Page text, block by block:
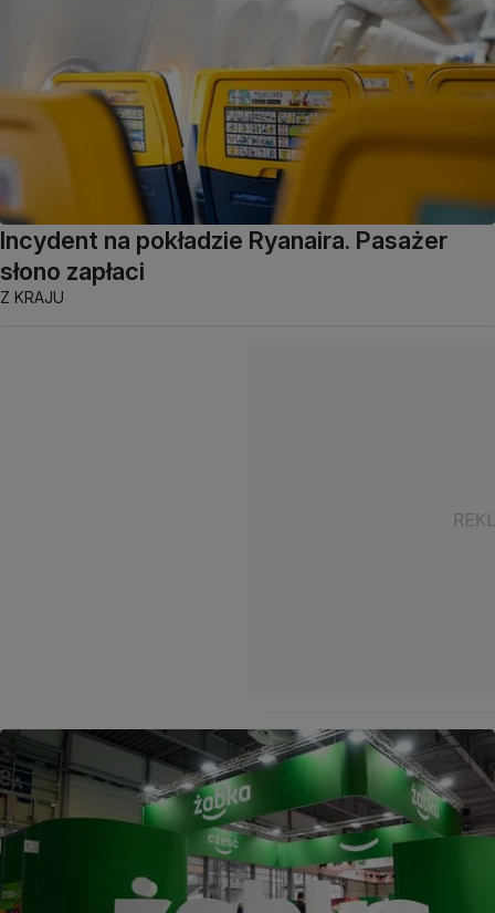
Incydent na pokładzie Ryanaira. Pasażer
słono zapłaci
Z KRAJU